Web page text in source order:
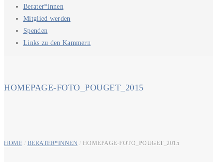
Berater*innen
Mitglied werden
Spenden
Links zu den Kammern
HOMEPAGE-FOTO_POUGET_2015
HOME / BERATER*INNEN / HOMEPAGE-FOTO_POUGET_2015